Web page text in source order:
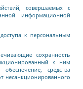
совершаемых с
информационной
к персональным
сохранность
к ним
средства
несанкционированного